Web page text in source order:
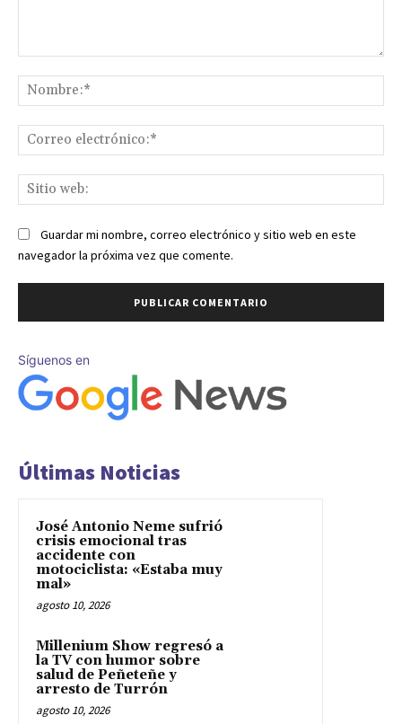
Guardar mi nombre, correo electrónico y sitio web en este
navegador la próxima vez que comente.
Síguenos en
Últimas Noticias
José Antonio Neme sufrió
crisis emocional tras
accidente con
motociclista: «Estaba muy
mal»
agosto 10, 2026
Millenium Show regresó a
la TV con humor sobre
salud de Peñeteñe y
arresto de Turrón
agosto 10, 2026